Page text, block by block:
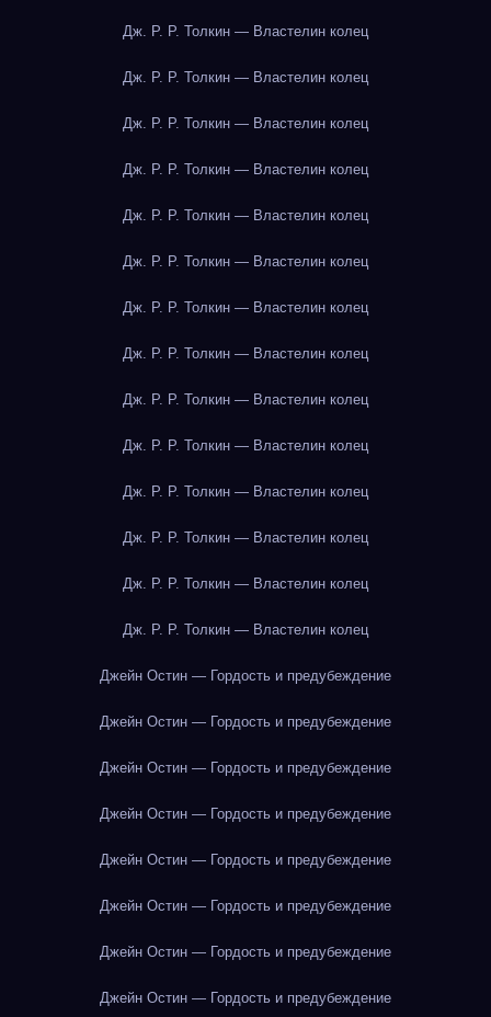
Дж. Р. Р. Толкин — Властелин колец
Дж. Р. Р. Толкин — Властелин колец
Дж. Р. Р. Толкин — Властелин колец
Дж. Р. Р. Толкин — Властелин колец
Дж. Р. Р. Толкин — Властелин колец
Дж. Р. Р. Толкин — Властелин колец
Дж. Р. Р. Толкин — Властелин колец
Дж. Р. Р. Толкин — Властелин колец
Дж. Р. Р. Толкин — Властелин колец
Дж. Р. Р. Толкин — Властелин колец
Дж. Р. Р. Толкин — Властелин колец
Дж. Р. Р. Толкин — Властелин колец
Дж. Р. Р. Толкин — Властелин колец
Дж. Р. Р. Толкин — Властелин колец
Джейн Остин — Гордость и предубеждение
Джейн Остин — Гордость и предубеждение
Джейн Остин — Гордость и предубеждение
Джейн Остин — Гордость и предубеждение
Джейн Остин — Гордость и предубеждение
Джейн Остин — Гордость и предубеждение
Джейн Остин — Гордость и предубеждение
Джейн Остин — Гордость и предубеждение